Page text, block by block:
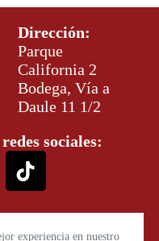
experiencia en nuestro
Dirección:
Parque
California 2
Bodega, Vía a
Daule 11 1/2
sociales: